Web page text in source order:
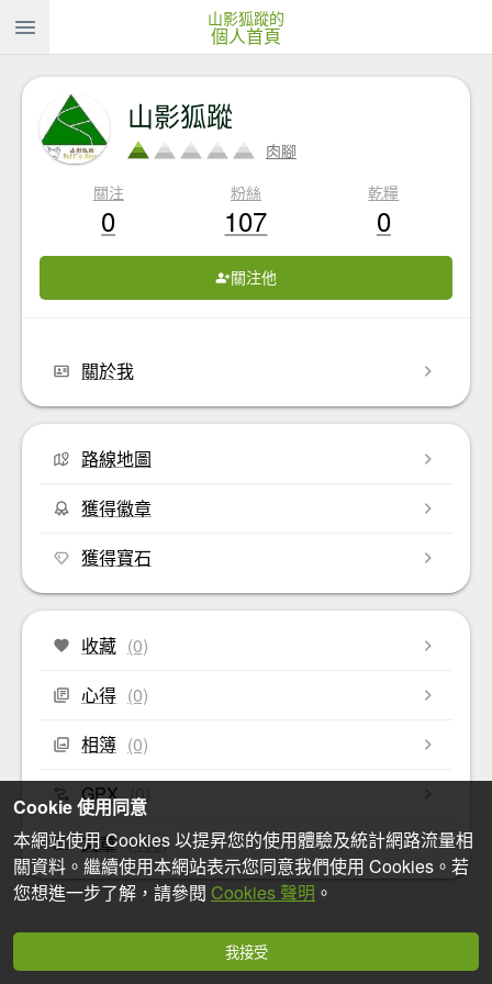
山影狐蹤的
個人首頁
山影狐蹤
肉腳
關注
0
粉絲
107
乾糧
0
關注他
關於我
路線地圖
獲得徽章
獲得寶石
收藏 (0)
心得 (0)
相簿 (0)
GPX (0)
文章 (469)
Cookie 使用同意
本網站使用 Cookies 以提昇您的使用體驗及統計網路流量相
關資料。繼續使用本網站表示您同意我們使用 Cookies。若
您想進一步了解，請參閱 Cookies 聲明 。
我接受